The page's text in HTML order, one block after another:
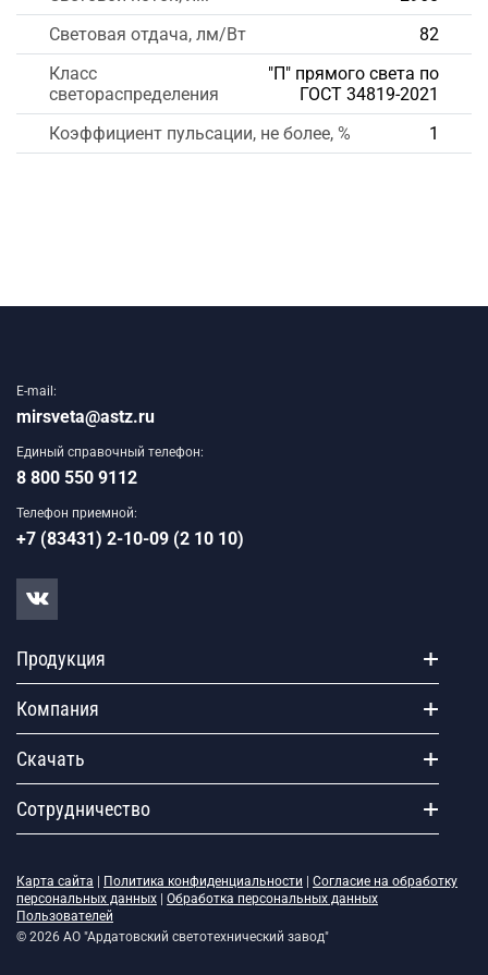
Световая отдача, лм/Вт
82
Класс
светораспределения
"П" прямого света по
ГОСТ 34819-2021
Коэффициент пульсации, не более, %
1
E-mail:
mirsveta@astz.ru
Единый справочный телефон:
8 800 550 9112
Телефон приемной:
+7 (83431) 2-10-09 (2 10 10)
Продукция
Компания
Скачать
Сотрудничество
Карта сайта Политика конфиденциальности
Согласие на обработку
персональных данных
Обработка персональных данных
Пользователей
© 2026 АО "Ардатовский светотехнический завод"